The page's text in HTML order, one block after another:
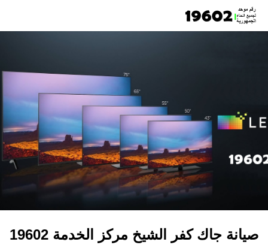
صيانة جاك كفر الشيخ مركز الخدمة 19602